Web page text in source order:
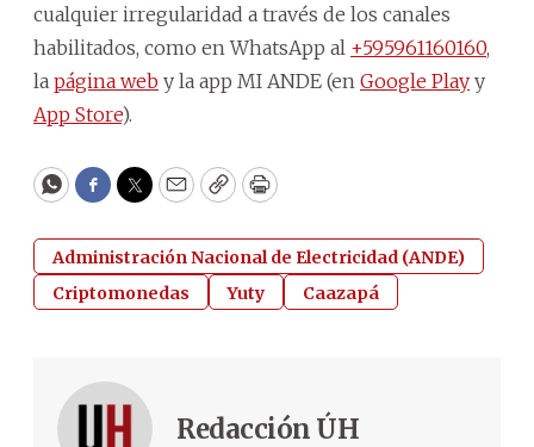
cualquier irregularidad a través de los canales
habilitados, como en WhatsApp al +595961160160,
la página web y la app MI ANDE (en Google Play y
App Store).
WhatsApp
Facebook
Twitter
EmailCopyPrint
Administración Nacional de Electricidad (ANDE)
Criptomonedas
Yuty Caazapá
Redacción ÚH